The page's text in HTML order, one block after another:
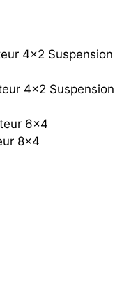
4x2 Suspension
4x2 Suspension
6x4
8x4